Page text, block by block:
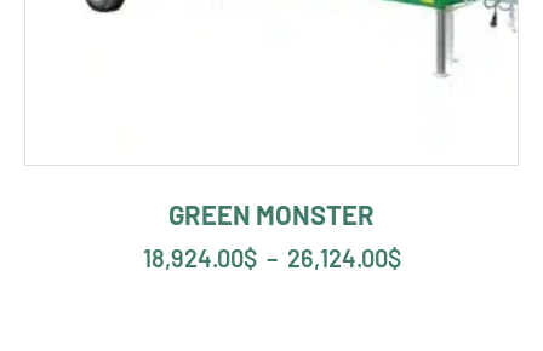
GREEN MONSTER
18,924.00$ – 26,124.00$